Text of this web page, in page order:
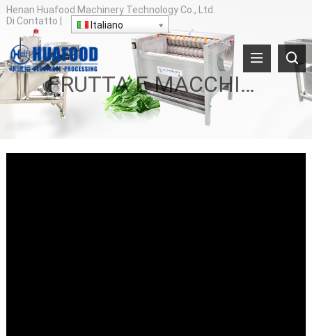
Henan Huafood Machinery Technology Co., Ltd.
Di Contatto Italiano
FRUTTA E MACCHINA DI SMISTAMENTO DI VERDURE